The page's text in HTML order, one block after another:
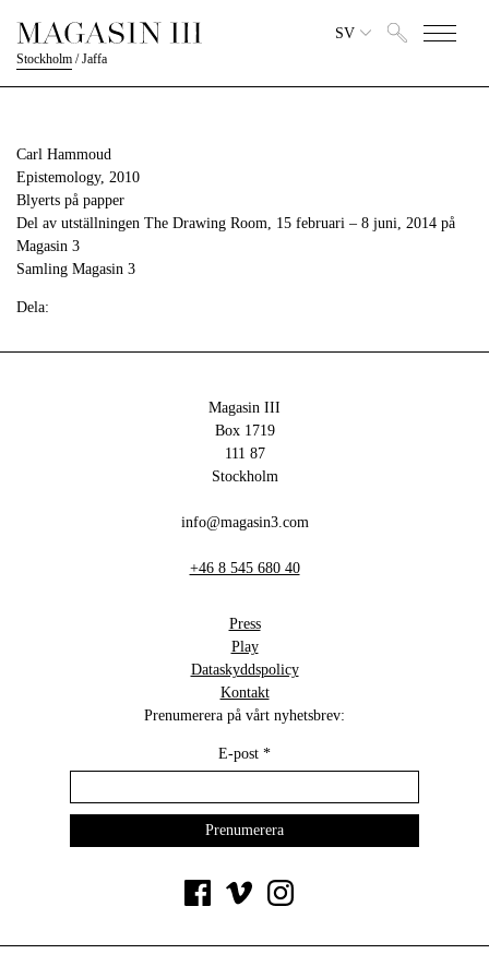
Stockholm /Jaffa
SV
Carl Hammoud
Epistemology, 2010
Blyerts på papper
Del av utställningen The Drawing Room, 15 februari – 8 juni, 2014 på
Magasin 3
Samling Magasin 3
Dela:
Magasin III
Box 1719
111 87
Stockholm
info@magasin3.com
+46 8 545 680 40
Press
Play
Dataskyddspolicy
Kontakt
Prenumerera på vårt nyhetsbrev:
E-post *